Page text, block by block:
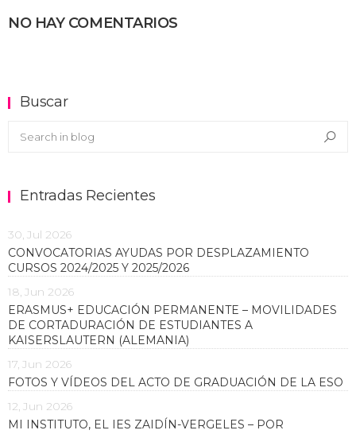
NO HAY COMENTARIOS
Buscar
Buscar en el blog
Entradas Recientes
30, Jul 2026
CONVOCATORIAS AYUDAS POR DESPLAZAMIENTO
CURSOS 2024/2025 Y 2025/2026
18, Jun 2026
ERASMUS+ EDUCACIÓN PERMANENTE – MOVILIDADES
DE CORTADURACIÓN DE ESTUDIANTES A
KAISERSLAUTERN (ALEMANIA)
17, Jun 2026
FOTOS Y VÍDEOS DEL ACTO DE GRADUACIÓN DE LA ESO
12, Jun 2026
MI INSTITUTO, EL IES ZAIDÍN-VERGELES – POR